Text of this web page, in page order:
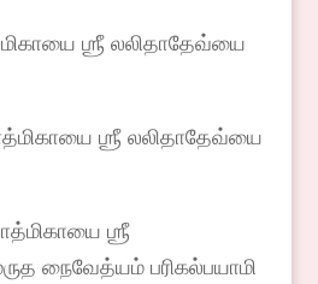
ஶ்ரீ லலிதாதேவ்யை
ஶ்ரீ லலிதாதேவ்யை
ஶ்ரீ
நைவேத்யம் பரிகல்பயாமி